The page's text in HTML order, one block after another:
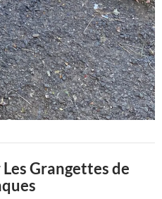
Grangettes de